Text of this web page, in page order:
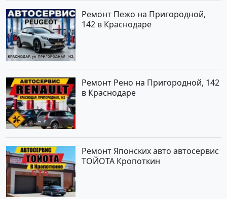
Ремонт Пежо на Пригородной,
142 в Краснодаре
Ремонт Рено на Пригородной, 142
в Краснодаре
Ремонт Японских авто автосервис
ТОЙОТА Кропоткин